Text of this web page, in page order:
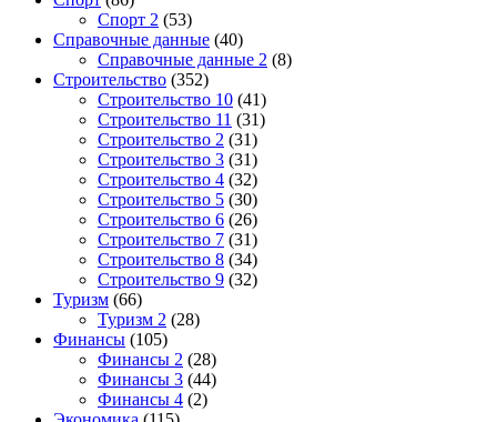
Спорт 2 (53)
Справочные данные (40)
Справочные данные 2 (8)
Строительство (352)
Строительство 10 (41)
Строительство 11 (31)
Строительство 2 (31)
Строительство 3 (31)
Строительство 4 (32)
Строительство 5 (30)
Строительство 6 (26)
Строительство 7 (31)
Строительство 8 (34)
Строительство 9 (32)
Туризм (66)
Туризм 2 (28)
Финансы (105)
Финансы 2 (28)
Финансы 3 (44)
Финансы 4 (2)